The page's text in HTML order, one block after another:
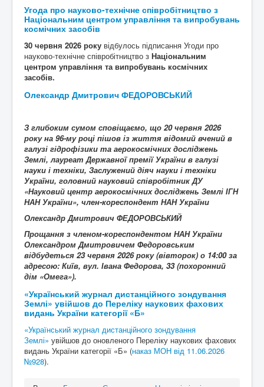
Угода про науково-технічне співробітництво з
Національним центром управління та випробувань
космічних засобів
30 червня 2026 року відбулось підписання Угоди про
науково-технічне співробітництво з Національним
центром управління та випробувань космічних
засобів.
Олександр Дмитрович ФЕДОРОВСЬКИЙ
З глибоким сумом сповіщаємо, що 20червня 2026
року на 96-му році пішов із життя відомий вчений в
галузі гідрофізики та аерокосмічних досліджень
Землі, лауреат Державної премії України в галузі
науки і техніки, Заслужений діяч науки і техніки
України, головний науковий співробітник ДУ
«Науковий центр аерокосмічних досліджень Землі ІГН
НАН України», член-кореспондент НАН України
Олександр Дмитрович ФЕДОРОВСЬКИЙ
Прощання з членом-кореспондентом НАН України
Олександром Дмитровичем Федоровським
відбудеться 23 червня 2026 року (вівторок) о 14:00 за
адресою: Київ, вул. Івана Федорова, 33 (похоронний
дім «Омега»).
«Український журнал дистанційного зондування
Землі» увійшов до Переліку наукових фахових
видань України категорії «Б»
«Український журнал дистанційного зондування
Землі» увійшов до оновленого Переліку наукових фахових
видань України категорії «Б» (наказ МОН від 11.06.2026
№928).